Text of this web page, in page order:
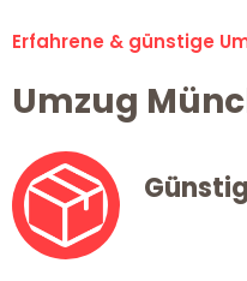
Erfahrene & günstige
Umzug